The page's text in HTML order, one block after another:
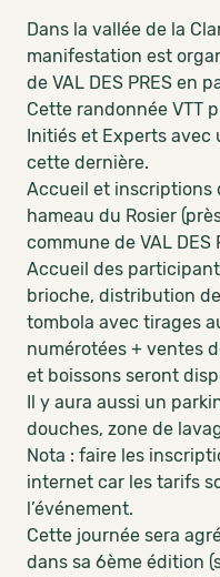
Dans la vallée de la
manifestation est
de VAL DES PRES en
Cette randonnée VTT
Initiés et Experts avec
cette dernière.
Accueil et inscriptions
hameau du Rosier
commune de VAL DES
Accueil des
brioche, distribution
tombola avec tirages
numérotées + ventes
et boissons seront
Il y aura aussi un
douches, zone de
Nota : faire les
internet car les tarifs
l’événement.
Cette journée sera
dans sa 6ème édition